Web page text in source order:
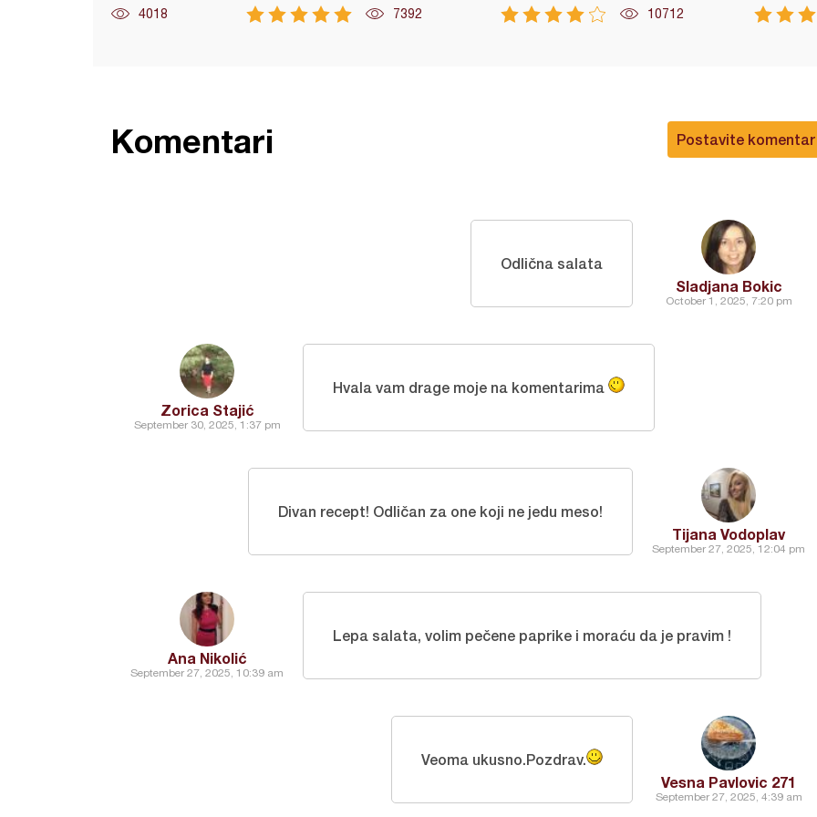
4018 7392 10712
Postavite komentar
Komentari
Sladjana Bokic
October 1, 2025, 7:20 pm
Odlična salata
Zorica Stajić
September 30, 2025, 1:37 pm
Hvala vam drage moje na komentarima
Tijana Vodoplav
September 27, 2025, 12:04 pm
Divan recept! Odličan za one koji ne jedu meso!
Ana Nikolić
September 27, 2025, 10:39 am
Lepa salata, volim pečene paprike i moraću da je pravim !
Vesna Pavlovic 271
September 27, 2025, 4:39 am
Veoma ukusno.Pozdrav.